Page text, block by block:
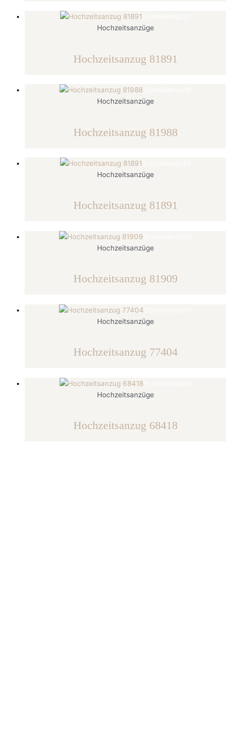
Hochzeitsanzüge
Hochzeitsanzug 81891
Hochzeitsanzüge
Hochzeitsanzug 81988
Hochzeitsanzüge
Hochzeitsanzug 81891
Hochzeitsanzüge
Hochzeitsanzug 81909
Hochzeitsanzüge
Hochzeitsanzug 77404
Schnellansicht
Hochzeitsanzüge
Hochzeitsanzug 68418